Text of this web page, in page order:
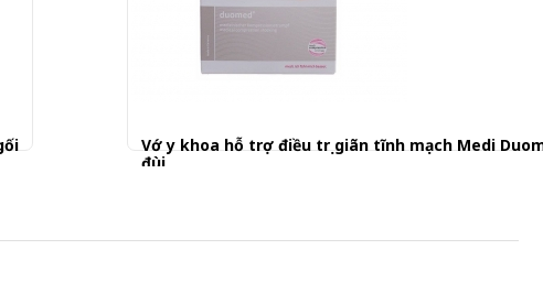
Vớ y khoa hỗ trợ điều trị giãn tĩnh mạch Medi
đùi